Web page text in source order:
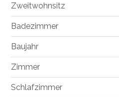
Zweitwohnsitz
Badezimmer
Baujahr
Zimmer
Schlafzimmer